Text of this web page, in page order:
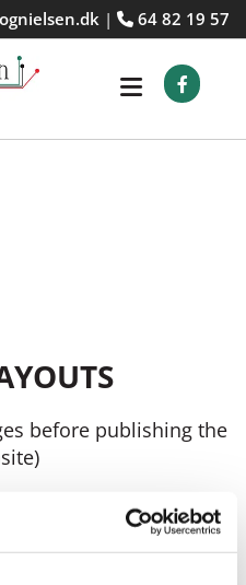
|  64 82 19 57
before publishing the